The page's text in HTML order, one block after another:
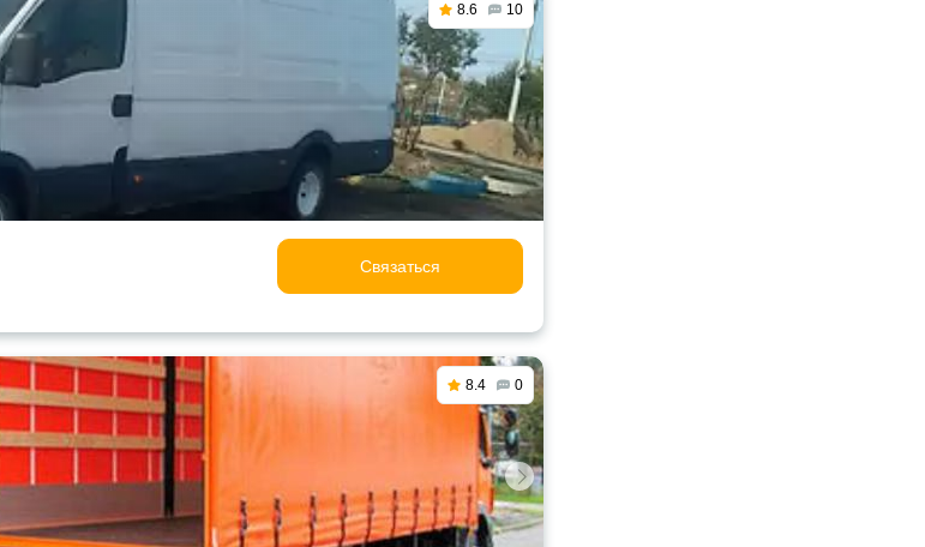
8.6 10
Связаться
8.4 0